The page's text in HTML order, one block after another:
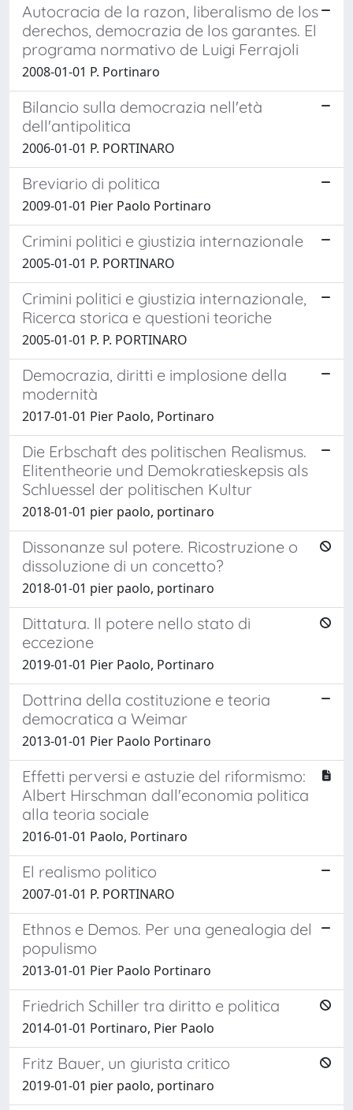
Autocracia de la razon, liberalismo de los
derechos, democrazia de los garantes. El
programa normativo de Luigi Ferrajoli
2008-01-01 P. Portinaro
Bilancio sulla democrazia nell'età
dell'antipolitica
2006-01-01 P. PORTINARO
Breviario di politica
2009-01-01 Pier Paolo Portinaro
Crimini politici e giustizia internazionale
2005-01-01 P. PORTINARO
Crimini politici e giustizia internazionale,
Ricerca storica e questioni teoriche
2005-01-01 P. P. PORTINARO
Democrazia, diritti e implosione della
modernità
2017-01-01 Pier Paolo, Portinaro
Die Erbschaft des politischen Realismus.
Elitentheorie und Demokratieskepsis als
Schluessel der politischen Kultur
2018-01-01 pier paolo, portinaro
Dissonanze sul potere. Ricostruzione o
dissoluzione di un concetto?
2018-01-01 pier paolo, portinaro
Dittatura. Il potere nello stato di
eccezione
2019-01-01 Pier Paolo, Portinaro
Dottrina della costituzione e teoria
democratica a Weimar
2013-01-01 Pier Paolo Portinaro
Effetti perversi e astuzie del riformismo:
Albert Hirschman dall'economia politica
alla teoria sociale
2016-01-01 Paolo, Portinaro
El realismo politico
2007-01-01 P. PORTINARO
Ethnos e Demos. Per una genealogia del
populismo
2013-01-01 Pier Paolo Portinaro
Friedrich Schiller tra diritto e politica
2014-01-01 Portinaro, Pier Paolo
Fritz Bauer, un giurista critico
2019-01-01 pier paolo, portinaro